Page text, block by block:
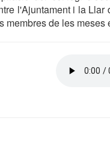
l'Ajuntament i la
membres de les